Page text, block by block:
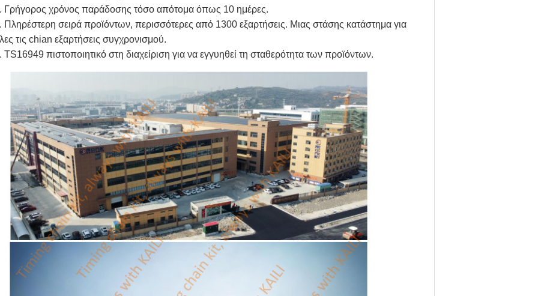
Γρήγορος χρόνος παράδοσης τόσο απότομα όπως 10 ημέρες.
Πληρέστερη σειρά προϊόντων, περισσότερες από 1300 εξαρτήσεις. Μιας στάσης κατάστημα για
τις chian εξαρτήσεις συγχρονισμού.
TS16949 πιστοποιητικό στη διαχείριση για να εγγυηθεί τη σταθερότητα των προϊόντων.